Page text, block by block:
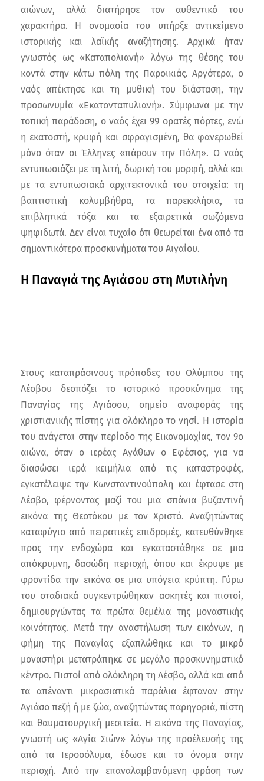
αιώνων, αλλά διατήρησε τον αυθεντικό του
χαρακτήρα. Η ονομασία του υπήρξε αντικείμενο
ιστορικής και λαϊκής αναζήτησης. Αρχικά ήταν
γνωστός ως «Καταπολιανή» λόγω της θέσης του
κοντά στην κάτω πόλη της Παροικιάς. Αργότερα, ο
ναός απέκτησε και τη μυθική του διάσταση, την
προσωνυμία «Εκατονταπυλιανή». Σύμφωνα με την
τοπική παράδοση, ο ναός έχει 99 ορατές πόρτες, ενώ
η εκατοστή, κρυφή και σφραγισμένη, θα φανερωθεί
μόνο όταν οι Έλληνες «πάρουν την Πόλη». Ο ναός
εντυπωσιάζει με τη λιτή, δωρική του μορφή, αλλά και
με τα εντυπωσιακά αρχιτεκτονικά του στοιχεία: τη
βαπτιστική κολυμβήθρα, τα παρεκκλήσια, τα
επιβλητικά τόξα και τα εξαιρετικά σωζόμενα
ψηφιδωτά. Δεν είναι τυχαίο ότι θεωρείται ένα από τα
σημαντικότερα προσκυνήματα του Αιγαίου.
Η Παναγιά της Αγιάσου στη Μυτιλήνη
Στους καταπράσινους πρόποδες του Ολύμπου της
Λέσβου δεσπόζει το ιστορικό προσκύνημα της
Παναγίας της Αγιάσου, σημείο αναφοράς της
χριστιανικής πίστης για ολόκληρο το νησί. Η ιστορία
του ανάγεται στην περίοδο της Εικονομαχίας, τον 9ο
αιώνα, όταν ο ιερέας Αγάθων ο Εφέσιος, για να
διασώσει ιερά κειμήλια από τις καταστροφές,
εγκατέλειψε την Κωνσταντινούπολη και έφτασε στη
Λέσβο, φέρνοντας μαζί του μια σπάνια βυζαντινή
εικόνα της Θεοτόκου με τον Χριστό. Αναζητώντας
καταφύγιο από πειρατικές επιδρομές, κατευθύνθηκε
προς την ενδοχώρα και εγκαταστάθηκε σε μια
απόκρυμνη, δασώδη περιοχή, όπου και έκρυψε με
φροντίδα την εικόνα σε μια υπόγεια κρύπτη. Γύρω
του σταδιακά συγκεντρώθηκαν ασκητές και πιστοί,
δημιουργώντας τα πρώτα θεμέλια της μοναστικής
κοινότητας. Μετά την αναστήλωση των εικόνων, η
φήμη της Παναγίας εξαπλώθηκε και το μικρό
μοναστήρι μετατράπηκε σε μεγάλο προσκυνηματικό
κέντρο. Πιστοί από ολόκληρη τη Λέσβο, αλλά και από
τα απέναντι μικρασιατικά παράλια έφταναν στην
Αγιάσο πεζή ή με ζώα, αναζητώντας παρηγοριά, πίστη
και θαυματουργική μεσιτεία. Η εικόνα της Παναγίας,
γνωστή ως «Αγία Σιών» λόγω της προέλευσής της
από τα Ιεροσόλυμα, έδωσε και το όνομα στην
περιοχή. Από την επαναλαμβανόμενη φράση των